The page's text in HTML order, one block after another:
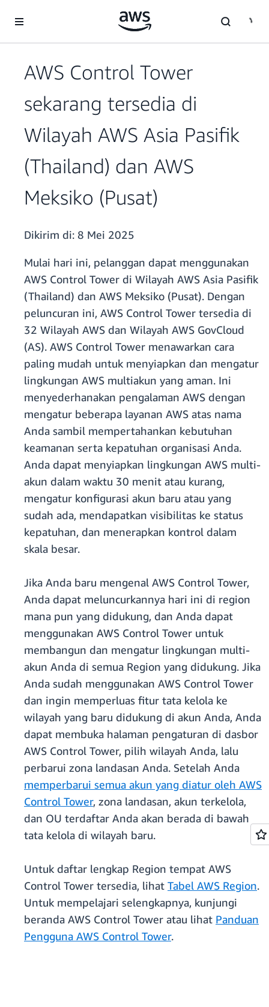
AWS Control Tower
sekarang tersedia di
Wilayah AWS Asia Pasifik
(Thailand) dan AWS
Meksiko (Pusat)
Dikirim di: 8 Mei 2025
Mulai hari ini, pelanggan dapat menggunakan
AWS Control Tower di Wilayah AWS Asia Pasifik
(Thailand) dan AWS Meksiko (Pusat). Dengan
peluncuran ini, AWS Control Tower tersedia di
32 Wilayah AWS dan Wilayah AWS GovCloud
(AS). AWS Control Tower menawarkan cara
paling mudah untuk menyiapkan dan mengatur
lingkungan AWS multiakun yang aman. Ini
menyederhanakan pengalaman AWS dengan
mengatur beberapa layanan AWS atas nama
Anda sambil mempertahankan kebutuhan
keamanan serta kepatuhan organisasi Anda.
Anda dapat menyiapkan lingkungan AWS multi-
akun dalam waktu 30 menit atau kurang,
mengatur konfigurasi akun baru atau yang
sudah ada, mendapatkan visibilitas ke status
kepatuhan, dan menerapkan kontrol dalam
skala besar.
Jika Anda baru mengenal AWS Control Tower,
Anda dapat meluncurkannya hari ini di region
mana pun yang didukung, dan Anda dapat
menggunakan AWS Control Tower untuk
membangun dan mengatur lingkungan multi-
akun Anda di semua Region yang didukung. Jika
Anda sudah menggunakan AWS Control Tower
dan ingin memperluas fitur tata kelola ke
wilayah yang baru didukung di akun Anda, Anda
dapat membuka halaman pengaturan di dasbor
AWS Control Tower, pilih wilayah Anda, lalu
perbarui zona landasan Anda. Setelah Anda
memperbarui semua akun yang diatur oleh AWS
Control Tower, zona landasan, akun terkelola,
dan OU terdaftar Anda akan berada di bawah
tata kelola di wilayah baru.
Untuk daftar lengkap Region tempat AWS
Control Tower tersedia, lihat Tabel AWS Region.
Untuk mempelajari selengkapnya, kunjungi
beranda AWS Control Tower atau lihat Panduan
Pengguna AWS Control Tower.